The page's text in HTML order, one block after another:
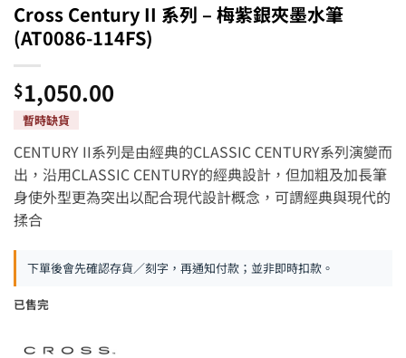
Cross Century II 系列 – 梅紫銀夾墨水筆
(AT0086-114FS)
$1,050.00
CENTURY II系列是由經典的CLASSIC CENTURY系列演變而
出，沿用CLASSIC CENTURY的經典設計，但加粗及加長筆
身使外型更為突出以配合現代設計概念，可謂經典與現代的
揉合
下單後會先確認存貨／刻字，再通知付款；並非即時扣款。
已售完